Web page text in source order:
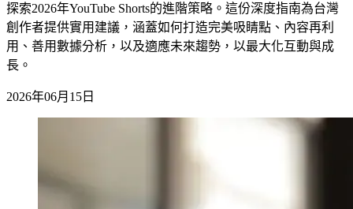
探索2026年YouTube Shorts的進階策略。這份深度指南為台灣
創作者提供實用建議，涵蓋如何打造完美吸睛點、內容再利
用、善用數據分析，以及適應未來趨勢，以最大化互動與成
長。
2026年06月15日